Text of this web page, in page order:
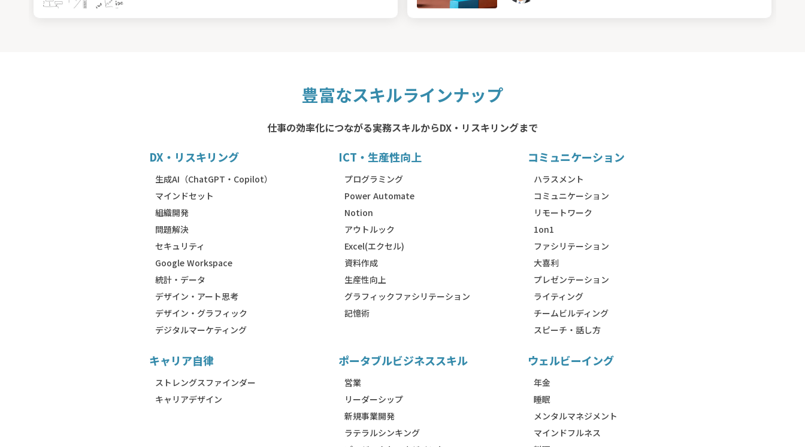
豊富なスキルラインナップ
仕事の効率化につながる実務スキルからDX・リスキリングまで
DX・リスキリング
生成AI（ChatGPT・Copilot）
マインドセット
組織開発
問題解決
セキュリティ
Google Workspace
統計・データ
デザイン・アート思考
デザイン・グラフィック
デジタルマーケティング
ICT・生産性向上
プログラミング
Power Automate
Notion
アウトルック
Excel(エクセル)
資料作成
生産性向上
グラフィックファシリテーション
記憶術
コミュニケーション
ハラスメント
コミュニケーション
リモートワーク
1on1
ファシリテーション
大喜利
プレゼンテーション
ライティング
チームビルディング
スピーチ・話し方
キャリア自律
ストレングスファインダー
キャリアデザイン
ポータブルビジネススキル
営業
リーダーシップ
新規事業開発
ラテラルシンキング
ウェルビーイング
年金
睡眠
メンタルマネジメント
マインドフルネス